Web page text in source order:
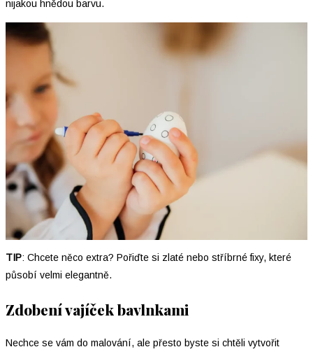
nijakou hnědou barvu.
TIP: Chcete něco extra? Pořiďte si zlaté nebo stříbrné fixy, které
působí velmi elegantně.
Zdobení vajíček bavlnkami
Nechce se vám do malování, ale přesto byste si chtěli vytvořit